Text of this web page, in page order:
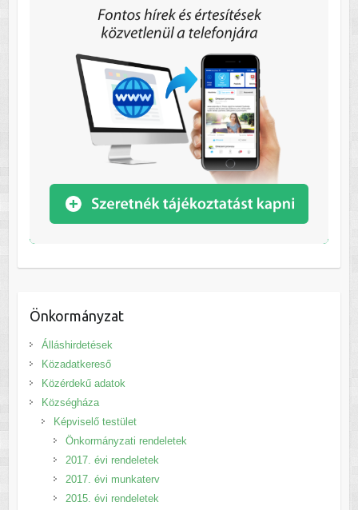
Önkormányzat
Álláshirdetések
Közadatkereső
Közérdekű adatok
Községháza
Képviselő testület
Önkormányzati rendeletek
2017. évi rendeletek
2017. évi munkaterv
2015. évi rendeletek